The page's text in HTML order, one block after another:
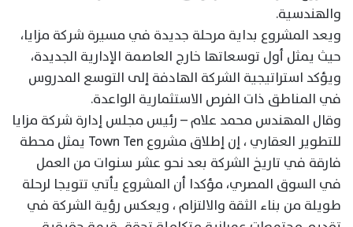
والهندسية.
ويعد المشروع بداية مرحلة جديدة في مسيرة شركة مزايا،
حيث يمثل أول توسعاتها خارج العاصمة الإدارية الجديدة،
ويؤكد استراتيجية الشركة الهادفة إلى التوسع المدروس
في المناطق ذات الفرص الاستثمارية الواعدة.
وقال المهندس محمد علام – رئيس مجلس إدارة شركة مزايا
للتطوير العقاري ، إن إطلاق مشروع Town Ten يمثل محطة
فارقة في تاريخ الشركة بعد نحو عشر سنوات من العمل
في السوق المصري، مؤكدا أن المشروع يأتي تتويجا لرحلة
طويلة من بناء الثقة والالتزام ، ويعكس رؤية الشركة في